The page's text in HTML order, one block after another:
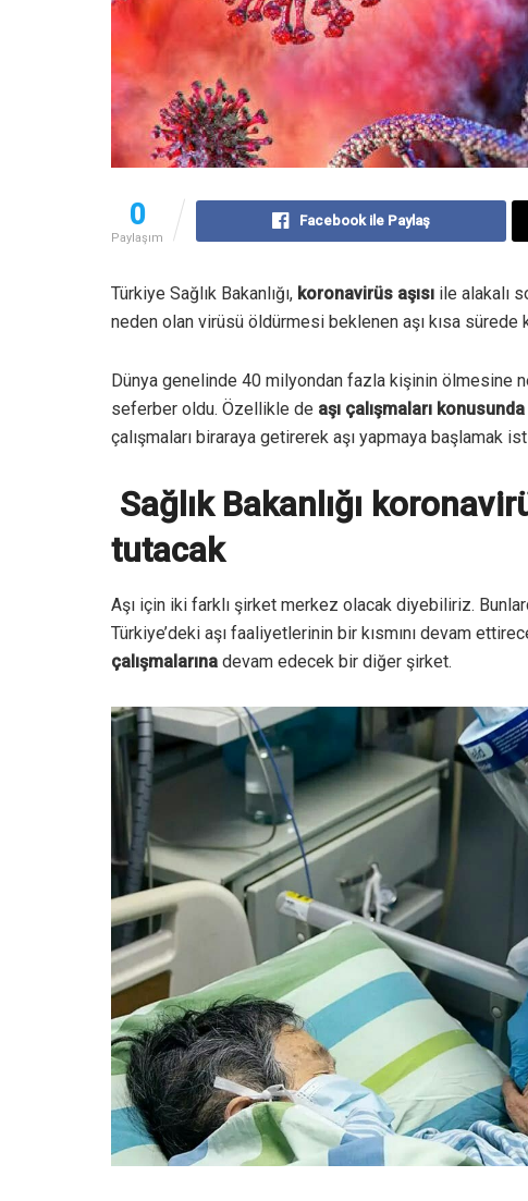
0
Paylaşım
Facebook ile Paylaş
Türkiye Sağlık Bakanlığı, koronavirüs aşısı ile alakalı
neden olan virüsü öldürmesi beklenen aşı kısa sürede
Dünya genelinde 40 milyondan fazla kişinin ölmesine
seferber oldu. Özellikle de aşı çalışmaları
çalışmaları biraraya getirerek aşı yapmaya başlamak
Sağlık Bakanlığı
tutacak
Aşı için iki farklı şirket merkez olacak diyebiliriz.
Türkiye’deki aşı faaliyetlerinin bir kısmını devam
çalışmalarına devam edecek bir diğer şirket.